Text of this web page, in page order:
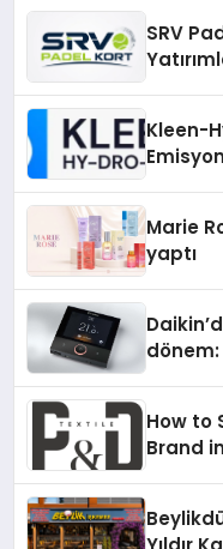
SRV
Kleen-
Marie
yaptı
dönem:
How to
Brand